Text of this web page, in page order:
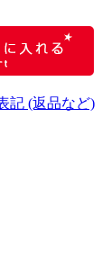
記 (返品など)